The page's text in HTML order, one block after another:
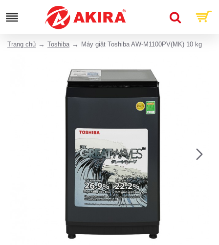
Trang chủ Toshiba Máy giặt Toshiba AW-M1100PV(MK) 10 kg